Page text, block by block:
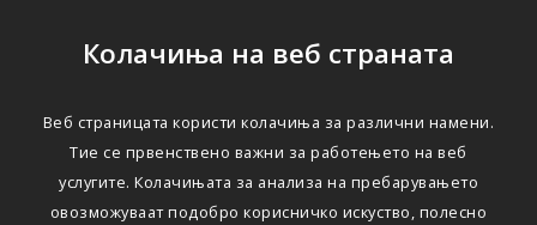
Колачиња на веб страната
Веб страницата користи колачиња за различни намени.
Тие се првенствено важни за работењето на веб
услугите. Колачињата за анализа на пребарувањето
овозможуваат подобро корисничко искуство, полесно